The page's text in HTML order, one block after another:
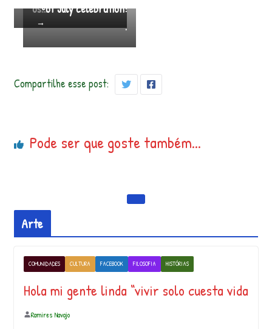
os…
e
→
of July celebration!
·
Compartilhe esse post:
Pode ser que goste também...
Arte
COMUNIDADES CULTURA FACEBOOK FILOSOFIA HISTÓRIAS
Hola mi gente linda “vivir solo cuesta vida
Ramires Navajo